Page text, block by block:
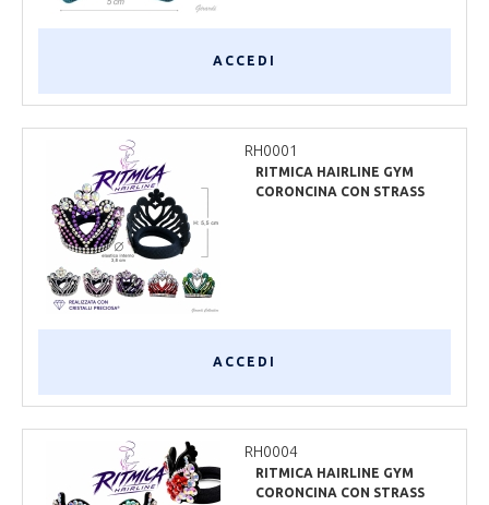
ACCEDI
RH0001
RITMICA HAIRLINE GYM
CORONCINA CON STRASS
ACCEDI
RH0004
RITMICA HAIRLINE GYM
CORONCINA CON STRASS